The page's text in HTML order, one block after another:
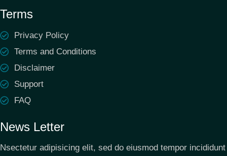
Terms
Privacy Policy
Terms and Conditions
Disclaimer
Support
FAQ
News Letter
Nsectetur adipisicing elit, sed do eiusmod tempor incididunt